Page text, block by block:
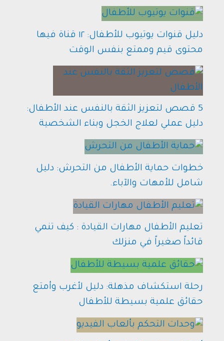
دليل قنوات يوتيوب للأطفال: ١٢ قناة فيها
محتوى قيم وممتع بنفس الوقت
5 قصص لتعزيز الثقة بالنفس عند الأطفال:
دليل عملي لعلاج الخجل وبناء الشخصية
خطوات حماية الأطفال من التحرش: دليل
شامل للأمهات والآباء.
تعليم الأطفال مهارات القيادة : كيف تنمي
قائداً صغيراً في منزلك
رحلة استكشاف مذهلة: دليل لأغرب وأمتع
حقائق علمية بسيطة للأطفال